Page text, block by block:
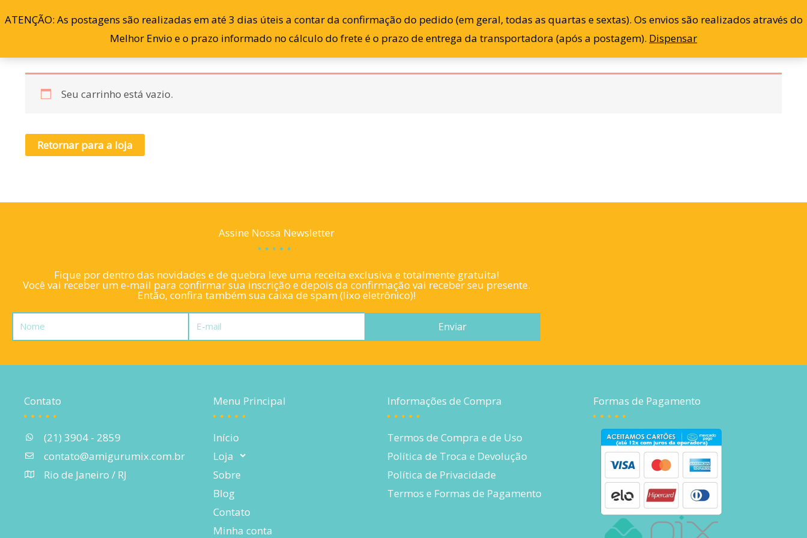
ATENÇÃO: As postagens são realizadas em até 3 dias úteis a contar da confirmação do pedido (em geral, todas as quartas e sextas). Os envios são realizados através do
Melhor Envio e o prazo informado no cálculo do frete é o prazo de entrega da transportadora (após a postagem). Dispensar
para
Início Loja Sobre Blog Contato Minha conta 0
Seu carrinho está vazio.
Retornar para a loja
Assine Nossa Newsletter
Fique por dentro das novidades e de quebra leve uma receita exclusiva e totalmente gratuita!
Você vai receber um e-mail para confirmar sua inscrição e depois da confirmação vai receber seu presente.
Então, confira também sua caixa de spam (lixo eletrônico)!
Nome
mail
Enviar
Contato
(21) 3904 - 2859
contato@amigurumix.com.br
Rio de Janeiro / RJ
Menu Principal
Início
Loja
Sobre
Blog
Contato
Minha conta
Informações de Compra
Termos de Compra e de Uso
Política de Troca e Devolução
Política de Privacidade
Termos e Formas de Pagamento
Formas de Pagamento